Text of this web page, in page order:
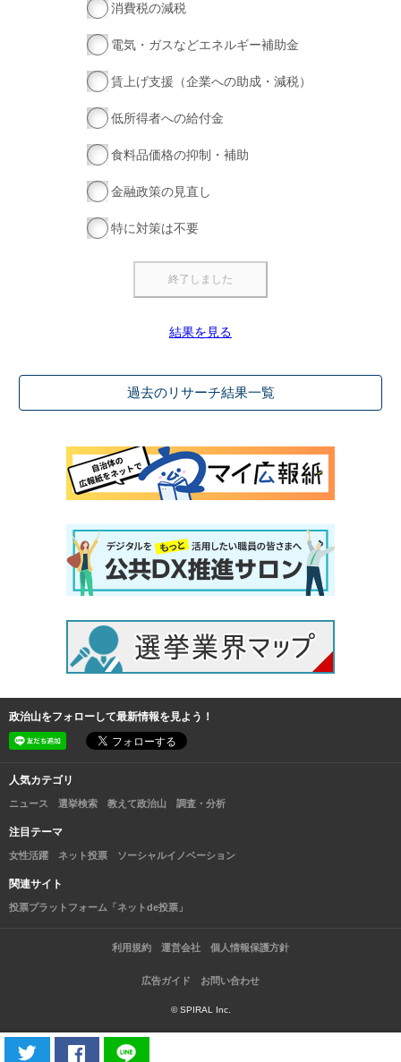
消費税の減税
電気・ガスなどエネルギー補助金
賃上げ支援（企業への助成・減税）
低所得者への給付金
食料品価格の抑制・補助
金融政策の見直し
特に対策は不要
結果を見る
過去のリサーチ結果一覧
政治山をフォローして最新情報を見よう！
人気カテゴリ
ニュース 選挙検索 教えて政治山 調査・分析
注目テーマ
女性活躍 ネット投票 ソーシャルイノベーション
関連サイト
投票プラットフォーム「ネットde投票」
利用規約 運営会社 個人情報保護方針
広告ガイド お問い合わせ
© SPIRAL Inc.